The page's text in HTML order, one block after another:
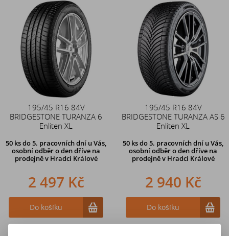
195/45 R16 84V
BRIDGESTONE TURANZA 6
Enliten XL
50 ksdo 5. pracovních dní u Vás,
osobní odběr o den dříve na
prodejněv Hradci Králové
2 497 Kč
Do košíku
195/45 R16 84V
BRIDGESTONE TURANZA AS 6
Enliten XL
50 ksdo 5. pracovních dní u Vás,
osobní odběr o den dříve na
prodejněv Hradci Králové
2 940 Kč
Do košíku